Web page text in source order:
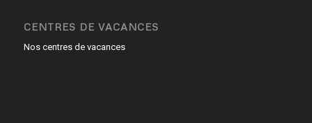
CENTRES DE VACANCES
Nos centres de vacances